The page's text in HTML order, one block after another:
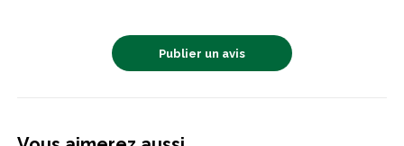
Publier un avis